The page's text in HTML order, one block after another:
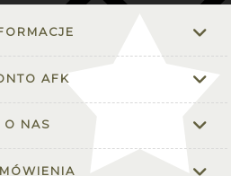
AFK
O NAS